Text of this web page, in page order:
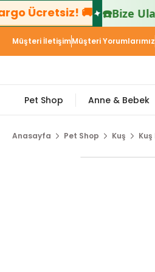
Ücretsiz! 🚚 ☎️Bize
Müşteri İletişimMüşteri Yorumlarımız
Pet Shop Anne & Bebek
Anasayfa Pet Shop Kuş